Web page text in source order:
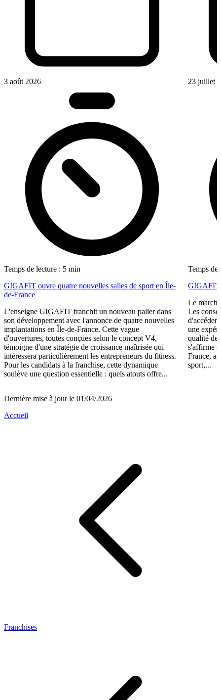
3 août 2026
Temps de lecture : 5 min
GIGAFIT ouvre quatre nouvelles salles de sport en Île-
de-France
L'enseigne GIGAFIT franchit un nouveau palier dans
son développement avec l'annonce de quatre nouvelles
implantations en Île-de-France. Cette vague
d'ouvertures, toutes conçues selon le concept V4,
témoigne d'une stratégie de croissance maîtrisée qui
intéressera particulièrement les entrepreneurs du fitness.
Pour les candidats à la franchise, cette dynamique
soulève une question essentielle : quels atouts offre...
23 juillet
Temps de
GIGAFIT
Le
Les
d'accéder
une
qualité
s'affirme
France,
sport,...
Dernière mise à jour le 01/04/2026
Accueil
Franchises